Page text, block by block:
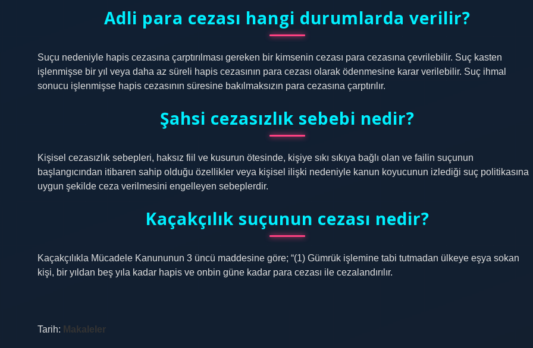
Adli para cezası hangi durumlarda verilir?
Suçu nedeniyle hapis cezasına çarptırılması gereken bir kimsenin cezası para cezasına çevrilebilir. Suç kasten
işlenmişse bir yıl veya daha az süreli hapis cezasının para cezası olarak ödenmesine karar verilebilir. Suç ihmal
sonucu işlenmişse hapis cezasının süresine bakılmaksızın para cezasına çarptırılır.
Şahsi cezasızlık sebebi nedir?
Kişisel cezasızlık sebepleri, haksız fiil ve kusurun ötesinde, kişiye sıkı sıkıya bağlı olan ve failin suçunun
başlangıcından itibaren sahip olduğu özellikler veya kişisel ilişki nedeniyle kanun koyucunun izlediği suç politikasına
uygun şekilde ceza verilmesini engelleyen sebeplerdir.
Kaçakçılık suçunun cezası nedir?
Kaçakçılıkla Mücadele Kanununun 3 üncü maddesine göre; “(1) Gümrük işlemine tabi tutmadan ülkeye eşya sokan
kişi, bir yıldan beş yıla kadar hapis ve onbin güne kadar para cezası ile cezalandırılır.
Tarih: Makaleler